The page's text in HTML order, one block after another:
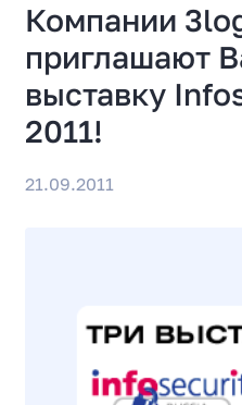
Компании
приглашают
выставку
2011!
21.09.2011